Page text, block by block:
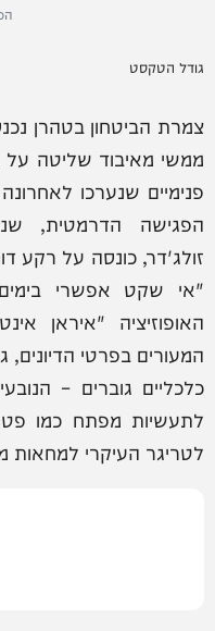
גודל הטקסט
צמרת הביטחון בטהרן
ממשי מאיבוד שליטה על
פנימיים שנערכו
הפגישה הדרמטית,
זולג'דר, כונסה על רקע
"אי שקט אפשרי בימים
האופוזיציה "איראן
המעורים בפרטי הדיונים,
כלכליים גוברים –
לתעשיות מפתח כמו
לטריגר העיקרי למחאות